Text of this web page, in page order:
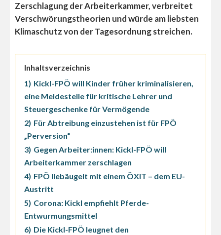
Zerschlagung der Arbeiterkammer, verbreitet
Verschwörungstheorien und würde am liebsten
Klimaschutz von der Tagesordnung streichen.
Inhaltsverzeichnis
1) Kickl-FPÖ will Kinder früher kriminalisieren,
eine Meldestelle für kritische Lehrer und
Steuergeschenke für Vermögende
2) Für Abtreibung einzustehen ist für FPÖ
„Perversion“
3) Gegen Arbeiter:innen: Kickl-FPÖ will
Arbeiterkammer zerschlagen
4) FPÖ liebäugelt mit einem ÖXIT – dem EU-
Austritt
5) Corona: Kickl empfiehlt Pferde-
Entwurmungsmittel
6) Die Kickl-FPÖ leugnet den